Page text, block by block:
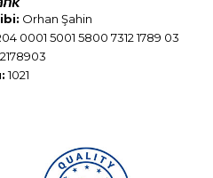
Orhan Şahin
0001 5001 5800 7312 1789 03
2178903
1021